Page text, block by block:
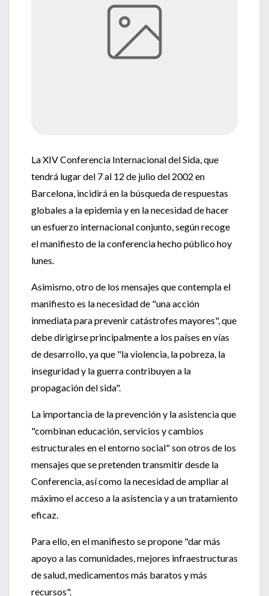
La XIV Conferencia Internacional del Sida, que
tendrá lugar del 7 al 12 de julio del 2002 en
Barcelona, incidirá en la búsqueda de respuestas
globales a la epidemia y en la necesidad de hacer
un esfuerzo internacional conjunto, según recoge
el manifiesto de la conferencia hecho público hoy
lunes.
Asimismo, otro de los mensajes que contempla el
manifiesto es la necesidad de "una acción
inmediata para prevenir catástrofes mayores", que
debe dirigirse principalmente a los países en vías
de desarrollo, ya que "la violencia, la pobreza, la
inseguridad y la guerra contribuyen a la
propagación del sida".
La importancia de la prevención y la asistencia que
"combinan educación, servicios y cambios
estructurales en el entorno social" son otros de los
mensajes que se pretenden transmitir desde la
Conferencia, así como la necesidad de ampliar al
máximo el acceso a la asistencia y a un tratamiento
eficaz.
Para ello, en el manifiesto se propone "dar más
apoyo a las comunidades, mejores infraestructuras
de salud, medicamentos más baratos y más
recursos".